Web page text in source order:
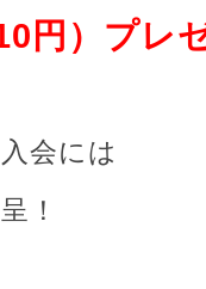
円）プレ
会には
！